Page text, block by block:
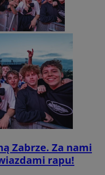
Zabrze. Za nami
rapu!